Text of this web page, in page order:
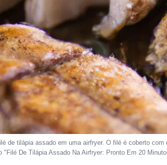
de tilápia assado em uma airfryer. O filé é coberto
"Filé De Tilápia Assado Na Airfryer: Pronto Em 20